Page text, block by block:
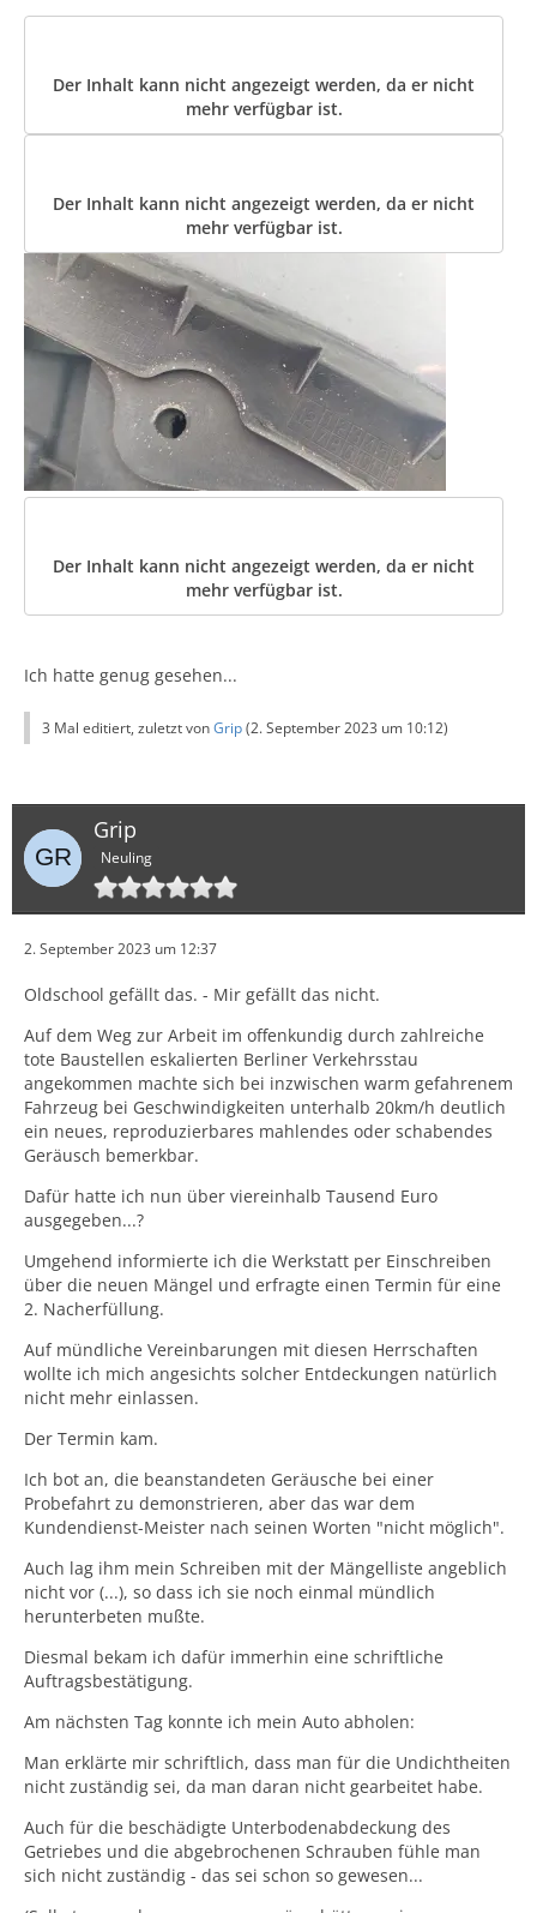
Der Inhalt kann nicht angezeigt werden, da er nicht
mehr verfügbar ist.
Der Inhalt kann nicht angezeigt werden, da er nicht
mehr verfügbar ist.
Der Inhalt kann nicht angezeigt werden, da er nicht
mehr verfügbar ist.
Ich hatte genug gesehen...
3 Mal editiert, zuletzt vonGrip(2. September 2023 um 10:12)
Grip
Neuling
2. September 2023 um 12:37
Oldschool gefällt das. - Mir gefällt das nicht.
Auf dem Weg zur Arbeit im offenkundig durch zahlreiche
tote Baustellen eskalierten Berliner Verkehrsstau
angekommen machte sich bei inzwischen warm gefahrenem
Fahrzeug bei Geschwindigkeiten unterhalb 20km/h deutlich
ein neues, reproduzierbares mahlendes oder schabendes
Geräusch bemerkbar.
Dafür hatte ich nun über viereinhalb Tausend Euro
ausgegeben...?
Umgehend informierte ich die Werkstatt per Einschreiben
über die neuen Mängel und erfragte einen Termin für eine
2. Nacherfüllung.
Auf mündliche Vereinbarungen mit diesen Herrschaften
wollte ich mich angesichts solcher Entdeckungen natürlich
nicht mehr einlassen.
Der Termin kam.
Ich bot an, die beanstandeten Geräusche bei einer
Probefahrt zu demonstrieren, aber das war dem
Kundendienst-Meister nach seinen Worten "nicht möglich".
Auch lag ihm mein Schreiben mit der Mängelliste angeblich
nicht vor (...), so dass ich sie noch einmal mündlich
herunterbeten mußte.
Diesmal bekam ich dafür immerhin eine schriftliche
Auftragsbestätigung.
Am nächsten Tag konnte ich mein Auto abholen:
Man erklärte mir schriftlich, dass man für die Undichtheiten
nicht zuständig sei, da man daran nicht gearbeitet habe.
Auch für die beschädigte Unterbodenabdeckung des
Getriebes und die abgebrochenen Schrauben fühle man
sich nicht zuständig - das sei schon so gewesen...